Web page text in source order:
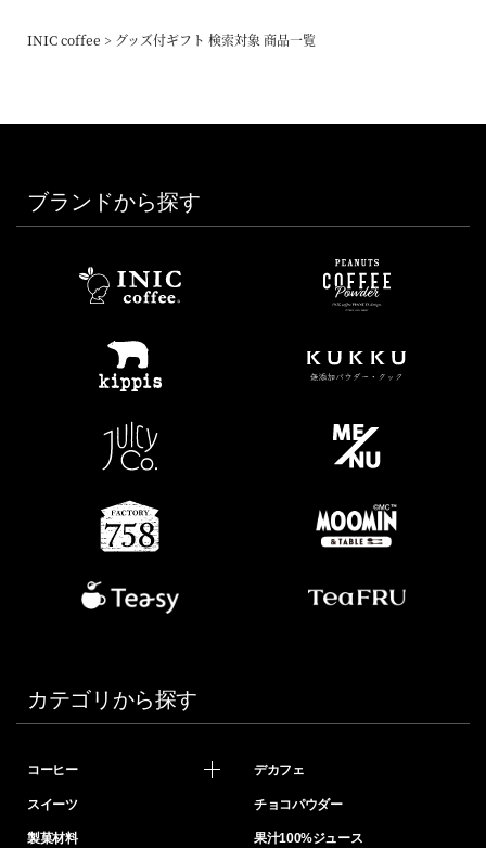
INIC coffee グッズ付ギフト 検索対象 商品一覧
ブランドから探す
カテゴリから探す
コーヒー デカフェ
スイーツ チョコパウダー
製菓材料 果汁100%ジュース